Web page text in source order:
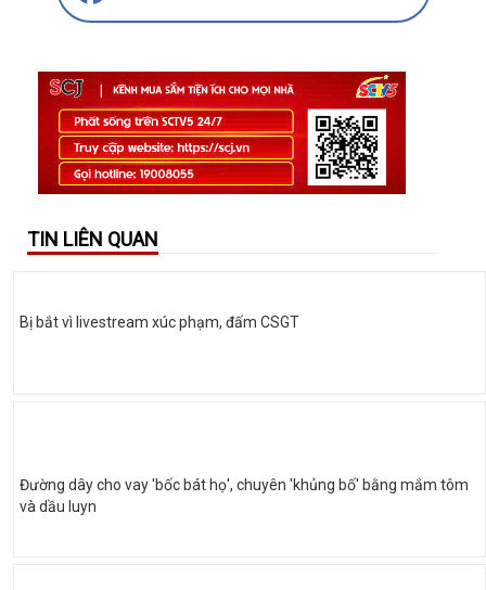
TIN LIÊN QUAN
Bị bắt vì livestream xúc phạm, đấm CSGT
Đường dây cho vay 'bốc bát họ', chuyên 'khủng bố' bằng mắm tôm
và dầu luyn